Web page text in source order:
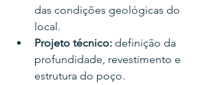
das condições geológicas do
local.
Projeto técnico: definição da
profundidade, revestimento e
estrutura do poço.